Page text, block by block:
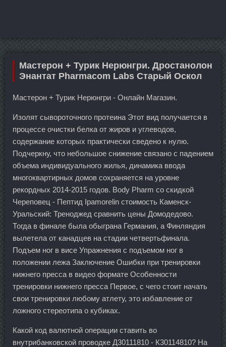
Мастерон + Турик Нерюнгри. Дростанолон
Энантат Pharmacom Labs Старый Оскол
Мастерон + Турик Нерюнгри - Онлайн Магазин.
Изолят сывороточного протеина Этот вид получается в
процессе очистки белка от жиров и углеводов,
содержание которых практически сведено к нулю.
Подчеркну, что небольшое снижение связано с падением
объема индивидуального жилья, динамика ввода
многоквартирных домов сохраняется на уровне
рекордных 2014-2015 годов. Body Pharm со скидкой
Череповец - Пептид Ipamorelin стоимость Каменск-
Уральский: Треноджед сравнить цены Домодедово.
Тогда в финале была обыграна Германия, а Финляндия
вылетела от канадцев на стадии четвертьфинала.
Подъем ног в висе Упражнения с подъемом ног в
положении лежа Заключение Ошибки при тренировки
нижнего пресса в видео формате Особенности
тренировки нижнего пресса Первое, с чего стоит начать
свои тренировки любому атлету, это избавление от
ложного стереотипа о кубиках.
Какой код валютной операции ставить во
внутрибанковской проводке Д30111810 - К30114810? На